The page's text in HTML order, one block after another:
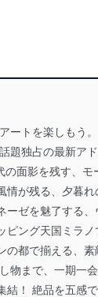
ートを楽しもう。
独占の最新アド
面影を残す、モ
が残る、夕暮れ
ゼを魅了する、
ング天国ミラノ
都で揃える、素
まで、一期一会
！ 絶品を五感で